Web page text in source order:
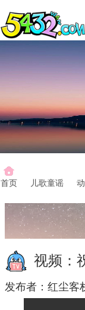
首页 儿歌童谣
视频：
发布者： 红尘客